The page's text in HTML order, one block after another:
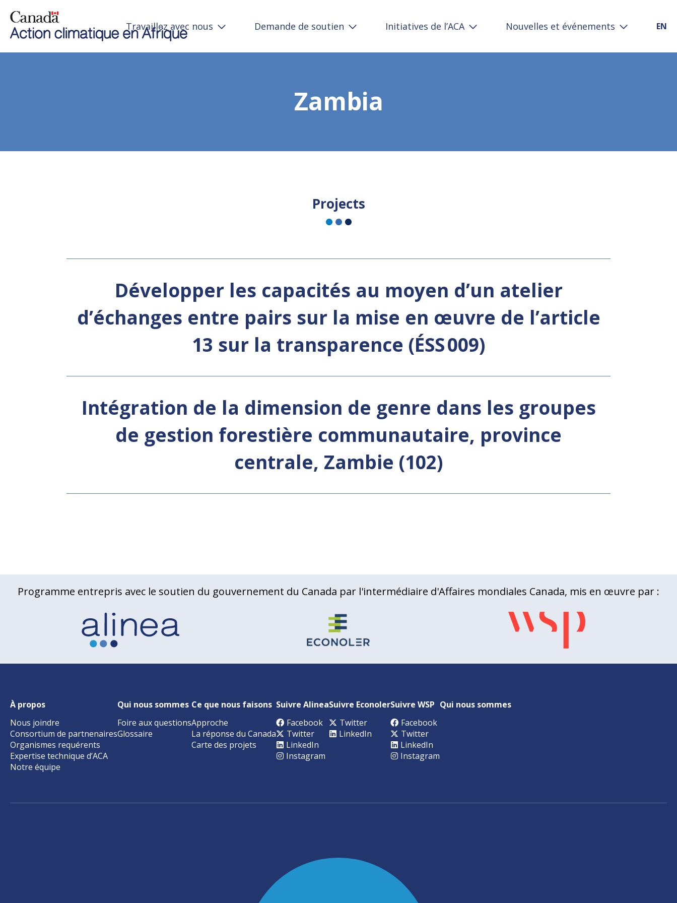
Travaillez avec nous Demande de soutien Initiatives de l’ACA Nouvelles et événements EN
Zambia
Projects
Développer les capacités au moyen d’un atelier
d’échanges entre pairs sur la mise en œuvre de l’article
13 sur la transparence (ÉSS 009)
Intégration de la dimension de genre dans les groupes
de gestion forestière communautaire, province
centrale, Zambie (102)
Programme entrepris avec le soutien du gouvernement du Canada par l'intermédiaire d'Affaires mondiales Canada, mis en œuvre par :
À propos
Nous joindre
Consortium de partnenaires
Organismes requérents
Expertise technique d’ACA
Notre équipe
Qui nous sommes
Foire aux questions
Glossaire
Ce que nous faisons
Approche
La réponse du Canada
Carte des projets
Suivre Alinea
Facebook
Twitter
LinkedIn
Instagram
Suivre Econoler
Twitter
LinkedIn
Suivre WSP
Facebook
Twitter
LinkedIn
Instagram
Qui nous sommes